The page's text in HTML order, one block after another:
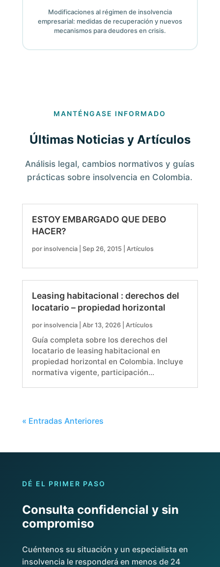
Modificaciones al régimen de insolvencia
empresarial: medidas de recuperación y nuevos
mecanismos para deudores en crisis.
MANTÉNGASE INFORMADO
Últimas Noticias y Artículos
Análisis legal, cambios normativos y guías
prácticas sobre insolvencia en Colombia.
ESTOY EMBARGADO QUE DEBO
HACER?
por insolvencia| Sep 26, 2015 Artículos
Leasing habitacional : derechos del
locatario – propiedad horizontal
por insolvencia| Abr 13, 2026| Artículos
Guía completa sobre los derechos del
locatario de leasing habitacional en
propiedad horizontal en Colombia. Incluye
normativa vigente, participación…
« Entradas Anteriores
DÉ EL PRIMER PASO
Consulta confidencial y sin
compromiso
Cuéntenos su situación y un especialista en
insolvencia le responderá en menos de 24